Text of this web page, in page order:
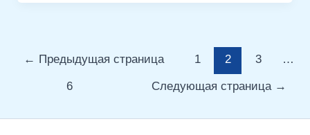
← Предыдущая страница 1 2 3 …
6 Следующая страница →